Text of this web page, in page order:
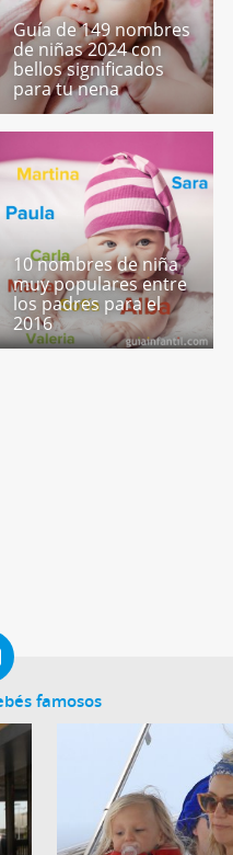
Guía de 149 nombres
de niñas 2024 con
bellos significados
para tu nena
10 nombres de niña
muy populares entre
los padres para el
2016
famosos